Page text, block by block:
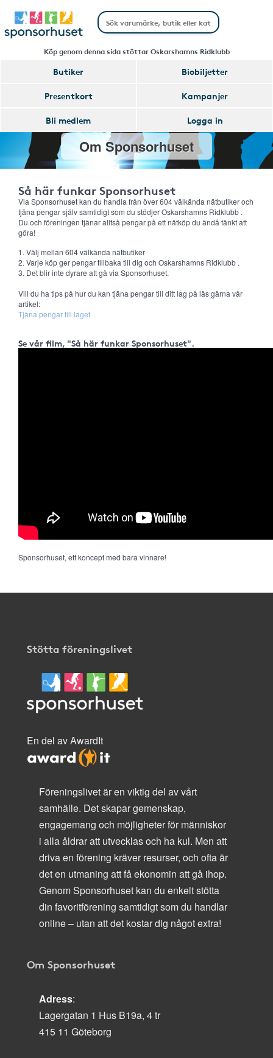
Köp genom denna sida stöttar Oskarshamns Ridklubb
Butiker
Biobiljetter
Presentkort
Kampanjer
Bli medlem
Logga in
Om Sponsorhuset
Så här funkar Sponsorhuset
Via Sponsorhuset kan du handla från över 604 välkända nätbutiker och
tjäna pengar själv samtidigt som du stödjer Oskarshamns Ridklubb .
Du och föreningen tjänar alltså pengar på ett nätköp du ändå tänkt att
göra!
1. Välj mellan 604 välkända nätbutiker
2. Varje köp ger pengar tillbaka till dig och Oskarshamns Ridklubb .
3. Det blir inte dyrare att gå via Sponsorhuset.
Vill du ha tips på hur du kan tjäna pengar till ditt lag på läs gärna vår
artikel:
Tjäna pengar till laget
Se vår film, "Så här funkar Sponsorhuset".
Sponsorhuset, ett koncept med bara vinnare!
Stötta föreningslivet
En del av AwardIt
Föreningslivet är en viktig del av vårt
samhälle. Det skapar gemenskap,
engagemang och möjligheter för människor
i alla åldrar att utvecklas och ha kul. Men att
driva en förening kräver resurser, och ofta är
det en utmaning att få ekonomin att gå ihop.
Genom Sponsorhuset kan du enkelt stötta
din favoritförening samtidigt som du handlar
online – utan att det kostar dig något extra!
Om Sponsorhuset
Adress:
Lagergatan 1 Hus B19a, 4 tr
415 11 Göteborg